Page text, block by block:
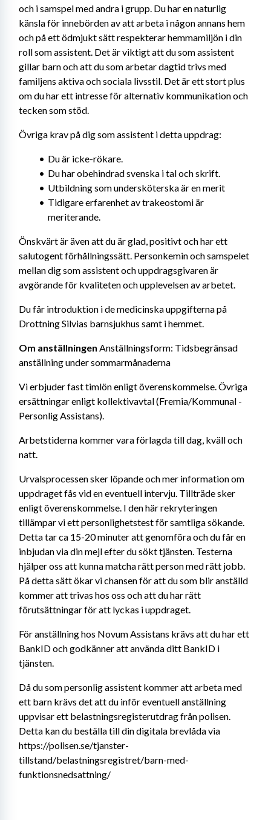
och i samspel med andra i grupp. Du har en naturlig
känsla för innebörden av att arbeta i någon annans hem
och på ett ödmjukt sätt respekterar hemmamiljön i din
roll som assistent. Det är viktigt att du som assistent
gillar barn och att du som arbetar dagtid trivs med
familjens aktiva och sociala livsstil. Det är ett stort plus
om du har ett intresse för alternativ kommunikation och
tecken som stöd.
Övriga krav på dig som assistent i detta uppdrag:
Du är icke-rökare.
Du har obehindrad svenska i tal och skrift.
Utbildning som undersköterska är en merit
Tidigare erfarenhet av trakeostomi är
meriterande.
Önskvärt är även att du är glad, positivt och har ett
salutogent förhållningssätt. Personkemin och samspelet
mellan dig som assistent och uppdragsgivaren är
avgörande för kvaliteten och upplevelsen av arbetet.
Du får introduktion i de medicinska uppgifterna på
Drottning Silvias barnsjukhus samt i hemmet.
Om anställningen Anställningsform: Tidsbegränsad
anställning under sommarmånaderna
Vi erbjuder fast timlön enligt överenskommelse. Övriga
ersättningar enligt kollektivavtal (Fremia/Kommunal -
Personlig Assistans).
Arbetstiderna kommer vara förlagda till dag, kväll och
natt.
Urvalsprocessen sker löpande och mer information om
uppdraget fås vid en eventuell intervju. Tillträde sker
enligt överenskommelse. I den här rekryteringen
tillämpar vi ett personlighetstest för samtliga sökande.
Detta tar ca 15-20 minuter att genomföra och du får en
inbjudan via din mejl efter du sökt tjänsten. Testerna
hjälper oss att kunna matcha rätt person med rätt jobb.
På detta sätt ökar vi chansen för att du som blir anställd
kommer att trivas hos oss och att du har rätt
förutsättningar för att lyckas i uppdraget.
För anställning hos Novum Assistans krävs att du har ett
BankID och godkänner att använda ditt BankID i
tjänsten.
Då du som personlig assistent kommer att arbeta med
ett barn krävs det att du inför eventuell anställning
uppvisar ett belastningsregisterutdrag från polisen.
Detta kan du beställa till din digitala brevlåda via
https://polisen.se/tjanster-
tillstand/belastningsregistret/barn-med-
funktionsnedsattning/